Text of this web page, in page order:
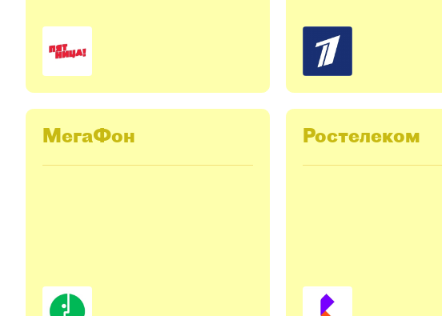
МегаФон Ростелеком